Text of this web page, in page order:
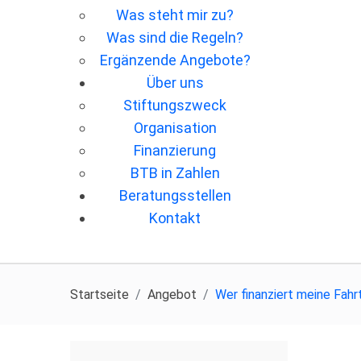
Was steht mir zu?
Was sind die Regeln?
Ergänzende Angebote?
Über uns
Stiftungszweck
Organisation
Finanzierung
BTB in Zahlen
Beratungsstellen
Kontakt
Startseite Angebot Wer ﬁnanziert meine